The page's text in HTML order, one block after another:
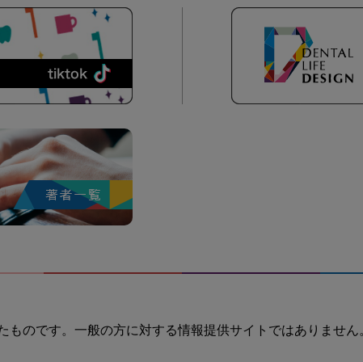
ものです。一般の方に対する情報提供サイトではありません